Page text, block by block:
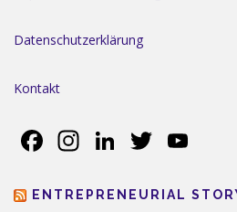
Datenschutzerklärung
Kontakt
Facebook
Instagram
LinkedIn
Twitter
ENTREPRENEURIAL